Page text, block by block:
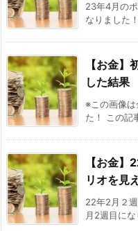
23年4月の
なりました
【お金
した結果
※この画像
た！ この記
【お金
リオを見
22年2月２
月2週目に